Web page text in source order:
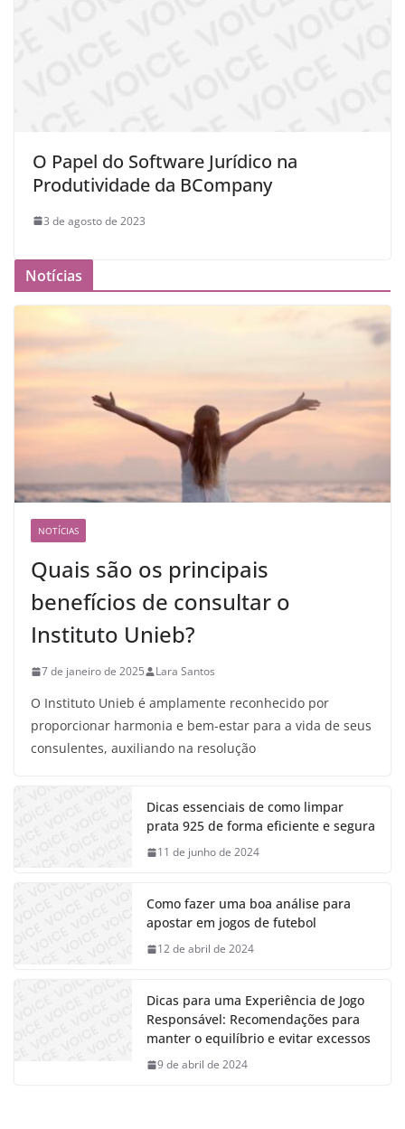
O Papel do Software Jurídico na
Produtividade da BCompany
3 de agosto de 2023
Notícias
NOTÍCIAS
Quais são os principais
benefícios de consultar o
Instituto Unieb?
7 de janeiro de 2025 Lara Santos
O Instituto Unieb é amplamente reconhecido por
proporcionar harmonia e bem-estar para a vida de seus
consulentes, auxiliando na resolução
Dicas essenciais de como limpar
prata 925 de forma eficiente e segura
11 de junho de 2024
Como fazer uma boa análise para
apostar em jogos de futebol
12 de abril de 2024
Dicas para uma Experiência de Jogo
Responsável: Recomendações para
manter o equilíbrio e evitar excessos
9 de abril de 2024